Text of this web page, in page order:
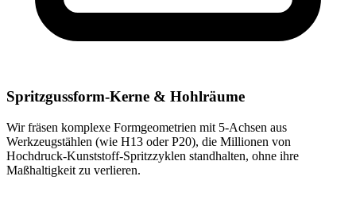
Spritzgussform-Kerne & Hohlräume
Wir fräsen komplexe Formgeometrien mit 5-Achsen aus
Werkzeugstählen (wie H13 oder P20), die Millionen von
Hochdruck-Kunststoff-Spritzzyklen standhalten, ohne ihre
Maßhaltigkeit zu verlieren.